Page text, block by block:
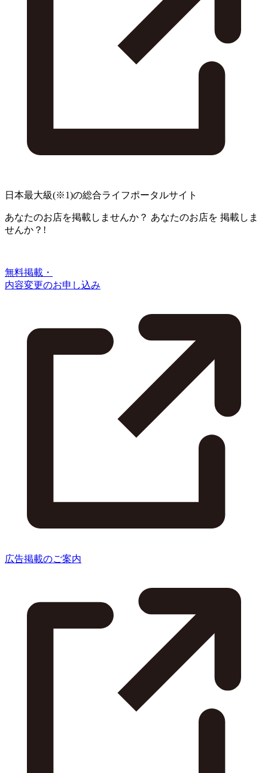
日本最大級(※1)の総合ライフポータルサイト
あなたのお店を掲載しませんか？ あなたのお店を 掲載しま
せんか？!
無料掲載・
内容変更のお申し込み
広告掲載のご案内